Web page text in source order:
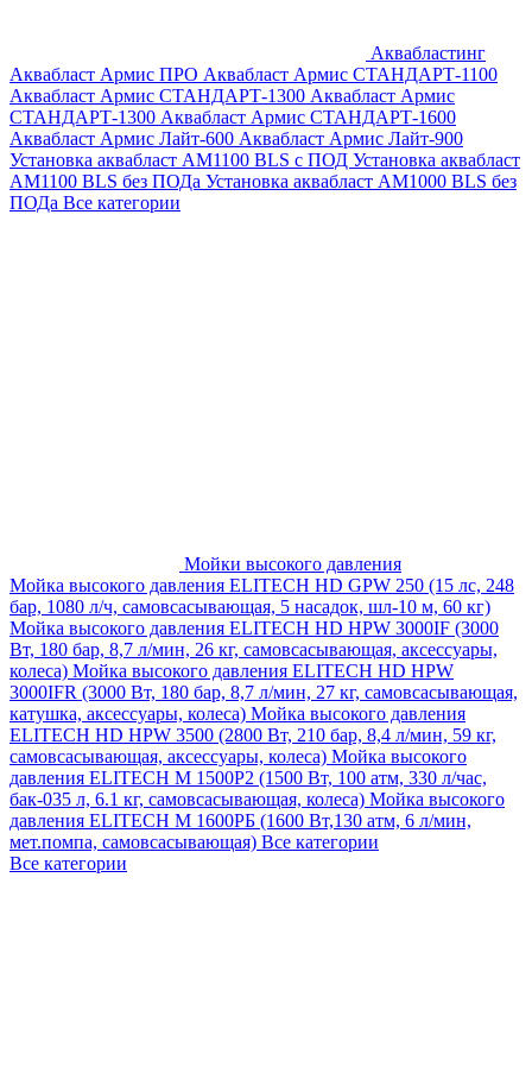
Аквабластинг
Аквабласт Армис ПРО Аквабласт Армис СТАНДАРТ-1100
Аквабласт Армис СТАНДАРТ-1300 Аквабласт Армис
СТАНДАРТ-1300 Аквабласт Армис СТАНДАРТ-1600
Аквабласт Армис Лайт-600 Аквабласт Армис Лайт-900
Установка аквабласт AM1100 BLS с ПОД Установка аквабласт
AM1100 BLS без ПОДа Установка аквабласт AM1000 BLS без
ПОДа Все категории
Мойки высокого давления
Мойка высокого давления ELITECH HD GPW 250 (15 лс, 248
бар, 1080 л/ч, самовсасывающая, 5 насадок, шл-10 м, 60 кг)
Мойка высокого давления ELITECH HD HPW 3000IF (3000
Вт, 180 бар, 8,7 л/мин, 26 кг, самовсасывающая, аксессуары,
колеса) Мойка высокого давления ELITECH HD HPW
3000IFR (3000 Вт, 180 бар, 8,7 л/мин, 27 кг, самовсасывающая,
катушка, аксессуары, колеса) Мойка высокого давления
ELITECH HD HPW 3500 (2800 Вт, 210 бар, 8,4 л/мин, 59 кг,
самовсасывающая, аксессуары, колеса) Мойка высокого
давления ELITECH M 1500P2 (1500 Вт, 100 атм, 330 л/час,
бак-035 л, 6.1 кг, самовсасывающая, колеса) Мойка высокого
давления ELITECH М 1600РБ (1600 Вт,130 атм, 6 л/мин,
мет.помпа, самовсасывающая) Все категории
Все категории